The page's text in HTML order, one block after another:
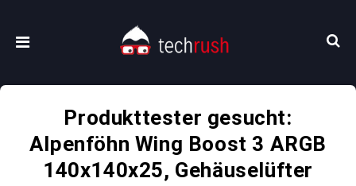
Produkttester gesucht:
Alpenföhn Wing Boost 3 ARGB
140x140x25, Gehäuselüfter